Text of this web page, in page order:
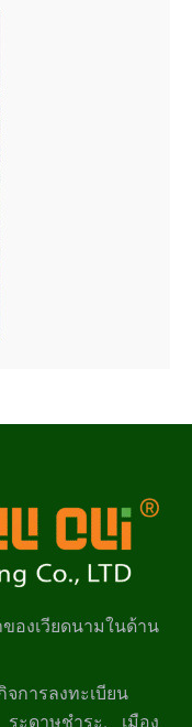
องเวียดนามในด้าน
การลงทะเบียน
ะดาษชำระ. เมือง